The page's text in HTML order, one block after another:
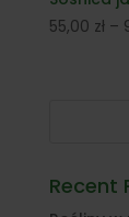
55,00 zł –
Recent